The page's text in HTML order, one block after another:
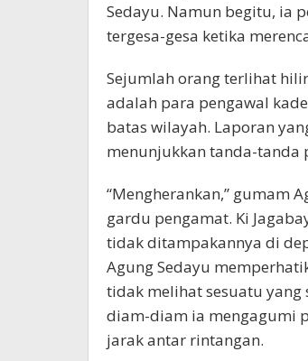
Sedayu. Namun begitu, ia
tergesa-gesa ketika
Sejumlah orang terlihat
adalah para pengawal
batas wilayah. Laporan
menunjukkan tanda-tanda
“Mengherankan,” gumam
gardu pengamat. Ki
tidak ditampakannya di
Agung Sedayu
tidak melihat sesuatu yang
diam-diam ia mengagumi
jarak antar rintangan.